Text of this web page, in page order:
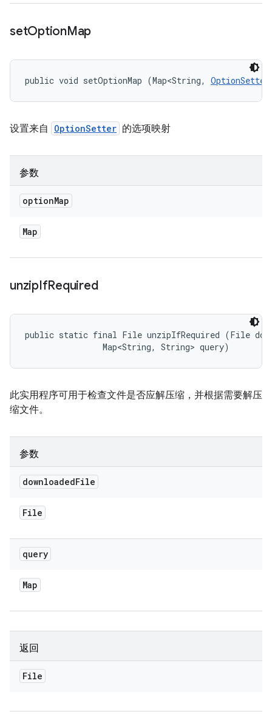
setOptionMap
public void setOptionMap (Map<String,
设置来自 OptionSetter 的选项映射
参数
optionMap
Map
unzipIfRequired
public static final File unzipIfRequired (File
                Map<String, String> query)
此实用程序可用于检查文件是否应解压缩，并根据需要解压
缩文件。
参数
downloadedFile
File
query
Map
返回
File